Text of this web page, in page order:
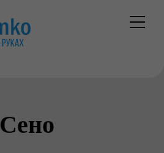
Сено